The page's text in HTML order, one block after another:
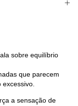
sobre equilíbrio
que parecem
a sensação de